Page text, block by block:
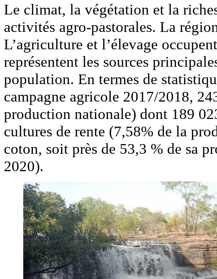
Le climat, la végétation et la
activités agro-pastorales. La
L’agriculture et l’élevage
représentent les sources
population. En termes de
campagne agricole 2017/2018,
production nationale) dont 189
cultures de rente (7,58% de la
coton, soit près de 53,3 % de sa
2020).